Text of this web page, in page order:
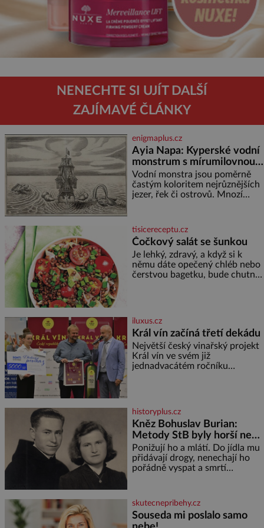
NENECHTE SI UJÍT DALŠÍ
ZAJÍMAVÉ ČLÁNKY
enigmaplus.cz
Ayia Napa: Kyperské vodní
monstrum s mírumilovnou
povahou
Vodní monstra jsou poměrně
častým koloritem nejrůznějších
jezer, řek či ostrovů. Mnozí
přitáhnout k němu pozornost
záhadám nakloněných turi
tisicereceptu.cz
Čočkový salát se šunkou
Je lehký, zdravý, a když si k
němu dáte opečený chléb nebo
čerstvou bagetku, bude chutnat
iluxus.cz
Král vín začíná třetí dekádu
Největší český vinařský projekt
Král vín ve svém již
jednadvacátém ročníku
historyplus.cz
Kněz Bohuslav Burian:
Metody StB byly horší než
gestapácké trýznění
Ponižují ho a mlátí. Do jídla mu
přidávají drogy, nenechají ho
pořádně vyspat a smrtí
estébákům podepíše všechno,
co po něm chtějí. Svým
podpisem jim potvrdí také to, že
skutecnepribehy.cz
Souseda mi poslalo samo